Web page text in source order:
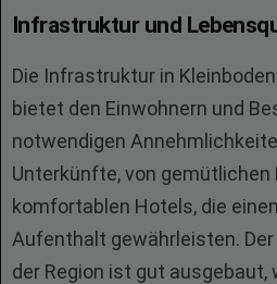
Infrastruktur und
Die Infrastruktur in
bietet den Einwohnern und
notwendigen
Unterkünfte, von gemütlichen
komfortablen Hotels, die
Aufenthalt gewährleisten.
der Region ist gut ausgebaut,